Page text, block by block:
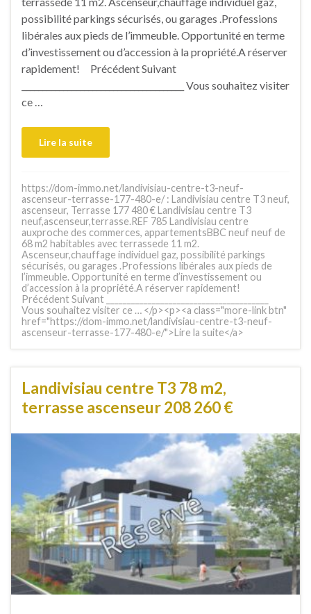
possibilité parkings sécurisés, ou garages .Professions
libérales aux pieds de l’immeuble. Opportunité en terme
d’investissement ou d’accession à la propriété.A réserver
rapidement! Précédent Suivant
_______________________________________ Vous souhaitez visiter
ce …
Lire la suite
https://dom-immo.net/landivisiau-centre-t3-neuf-
ascenseur-terrasse-177-480-e/ : Landivisiau centre T3 neuf,
ascenseur, Terrasse 177 480 € Landivisiau centre T3
neuf,ascenseur,terrasse.REF 785 Landivisiau centre
auxproche des commerces, appartementsBBC neuf neuf de
68 m2 habitables avec terrassede 11 m2.
Ascenseur,chauffage individuel gaz, possibilité parkings
sécurisés, ou garages .Professions libérales aux pieds de
l’immeuble. Opportunité en terme d’investissement ou
d’accession à la propriété.A réserver rapidement!
Précédent Suivant _______________________________________
Vous souhaitez visiter ce … </p><p><a class="more-link btn"
href="https://dom-immo.net/landivisiau-centre-t3-neuf-
ascenseur-terrasse-177-480-e/">Lire la suite</a>
Landivisiau centre T3 78 m2,
terrasse ascenseur 208 260 €